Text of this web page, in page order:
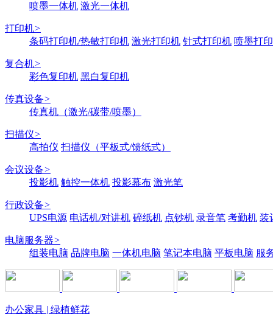
喷墨一体机 激光一体机
打印机>
条码打印机/热敏打印机 激光打印机 针式打印机 喷墨打
复合机>
彩色复印机 黑白复印机
传真设备>
传真机（激光/碳带/喷墨）
扫描仪>
高拍仪 扫描仪（平板式/馈纸式）
会议设备>
投影机 触控一体机 投影幕布 激光笔
行政设备>
UPS电源 电话机/对讲机 碎纸机 点钞机 录音笔 考勤机 装
电脑服务器>
组装电脑 品牌电脑 一体机电脑 笔记本电脑 平板电脑 服
办公家具 | 绿植鲜花